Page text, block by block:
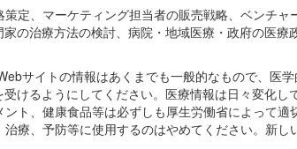
定、マーケティング担当者の販売戦略、ベンチ
の治療方法の検討、病院・地域医療・政府の医
サイトの情報はあくまでも一般的なもので、医
けるようにしてください。医療情報は日々変化
ト、健康食品等は必ずしも厚生労働省によって
療、予防等に使用するのはやめてください。新